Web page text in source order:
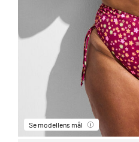
Se modellens mål